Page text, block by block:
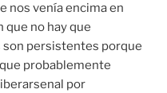
nos venía encima en
que no hay que
son persistentes porque
probablemente
por